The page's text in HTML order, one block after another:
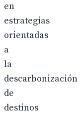
en
estrategias
orientadas
a
la
descarbonización
de
destinos